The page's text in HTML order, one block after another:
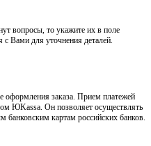
вопросы, то укажите их в поле
Вами для уточнения деталей.
оформления заказа. Прием платежей
ЮKassa. Он позволяет осуществлять
картам российских банков.